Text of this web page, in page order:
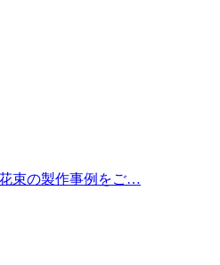
束の製作事例をご…